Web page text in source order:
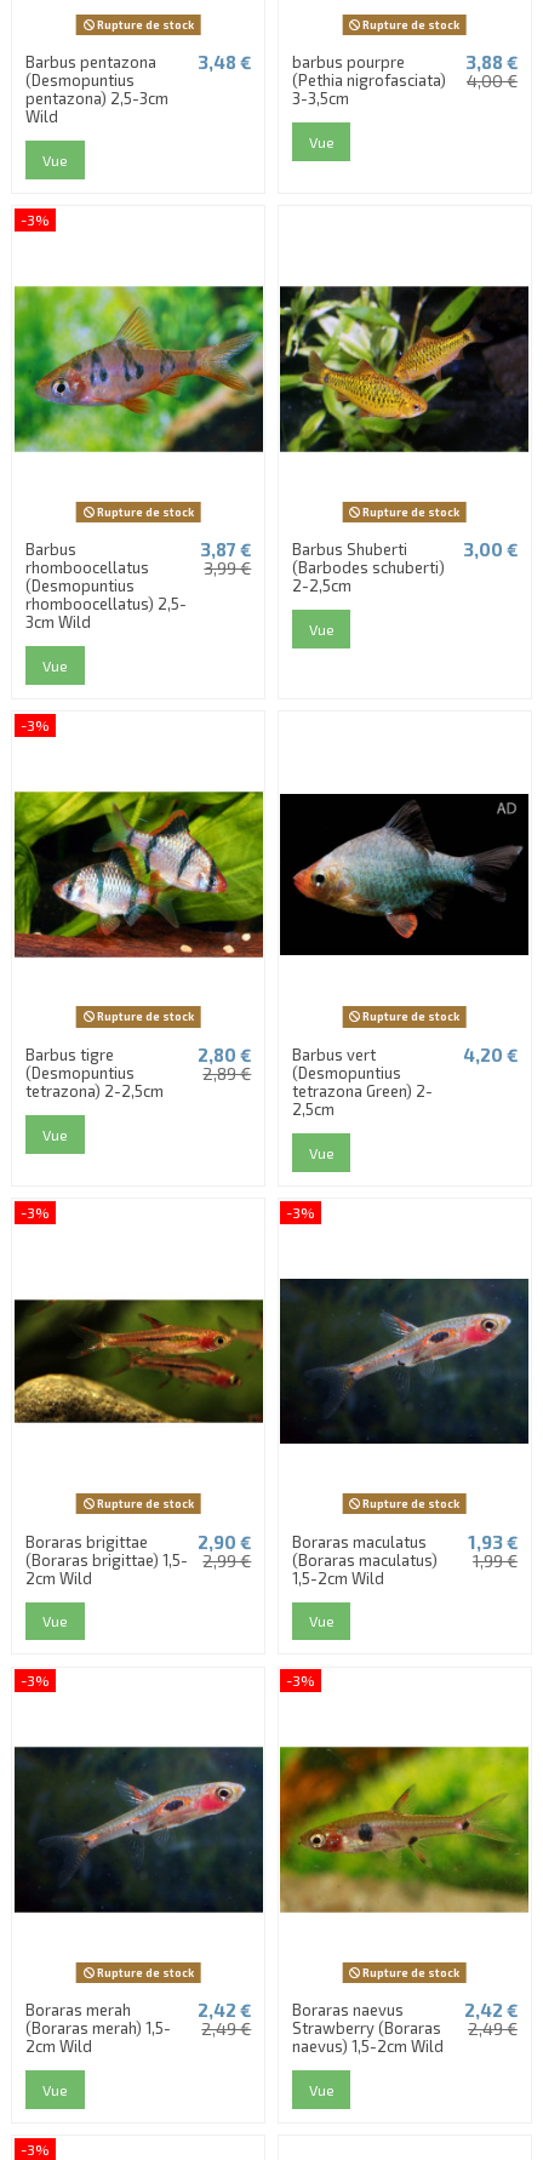
Rupture de stock
Barbus pentazona
(Desmopuntius
pentazona) 2,5-3cm
Wild
3,48 €
Vue
Rupture de stock
barbus pourpre
(Pethia nigrofasciata)
3-3,5cm
3,88 €
4,00 €
Vue
-3%
Rupture de stock
Barbus
rhomboocellatus
(Desmopuntius
rhomboocellatus) 2,5-
3cm Wild
3,87 €
3,99 €
Vue
Rupture de stock
Barbus Shuberti
(Barbodes schuberti)
2-2,5cm
3,00 €
Vue
-3%
Rupture de stock
Barbus tigre
(Desmopuntius
tetrazona) 2-2,5cm
2,80 €
2,89 €
Vue
Rupture de stock
Barbus vert
(Desmopuntius
tetrazona Green) 2-
2,5cm
4,20 €
Vue
-3%
Rupture de stock
Boraras brigittae
(Boraras brigittae) 1,5-
2cm Wild
2,90 €
2,99 €
Vue
-3%
Rupture de stock
Boraras maculatus
(Boraras maculatus)
1,5-2cm Wild
1,93 €
1,99 €
Vue
-3%
Rupture de stock
Boraras merah
(Boraras merah) 1,5-
2cm Wild
2,42 €
2,49 €
Vue
-3%
Rupture de stock
Boraras naevus
Strawberry (Boraras
naevus) 1,5-2cm Wild
2,42 €
2,49 €
Vue
-3%